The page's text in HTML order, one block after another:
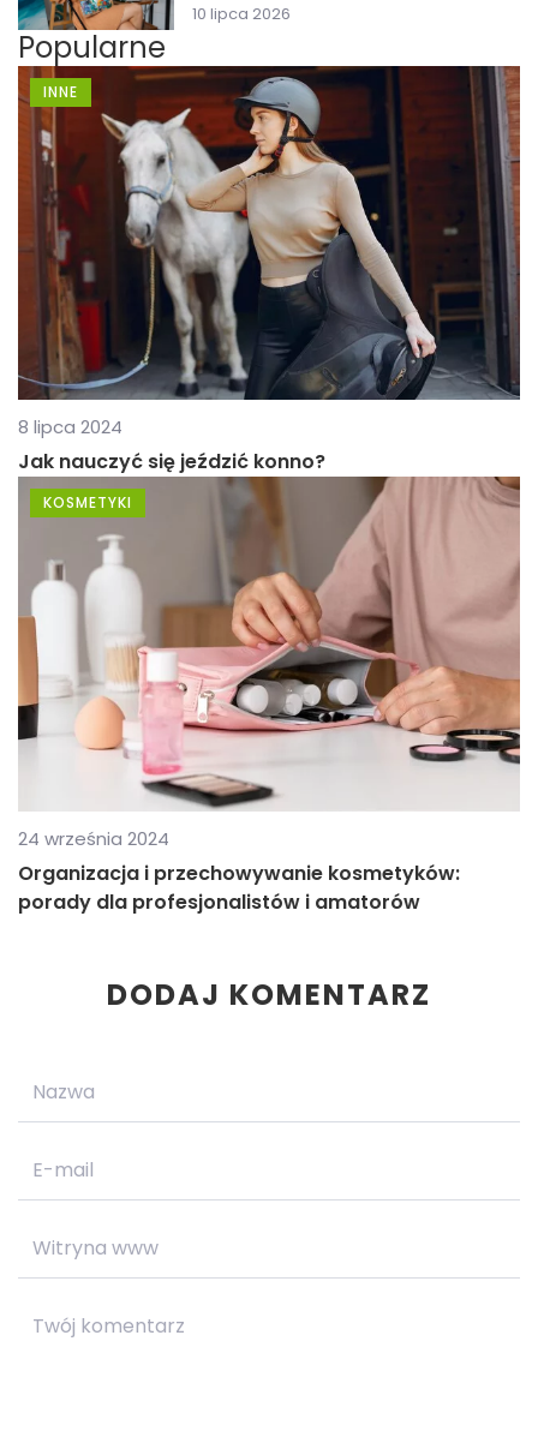
10 lipca 2026
Popularne
INNE
8 lipca 2024
Jak nauczyć się jeździć konno?
KOSMETYKI
24 września 2024
Organizacja i przechowywanie kosmetyków:
porady dla profesjonalistów i amatorów
DODAJ KOMENTARZ